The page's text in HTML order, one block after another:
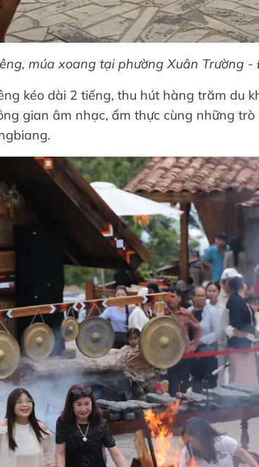
múa xoang tại phường Xuân Trường
kéo dài 2 tiếng, thu hút hàng trăm du
gian âm nhạc, ẩm thực cùng những